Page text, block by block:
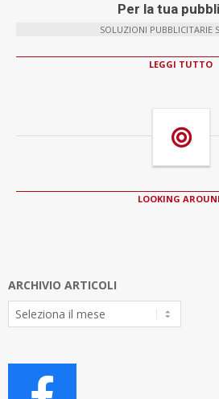
Per la tua
SOLUZIONI PUBBLICITARIE
LEGGI TUTTO
LOOKING
ARCHIVIO ARTICOLI
Archivio
Articoli